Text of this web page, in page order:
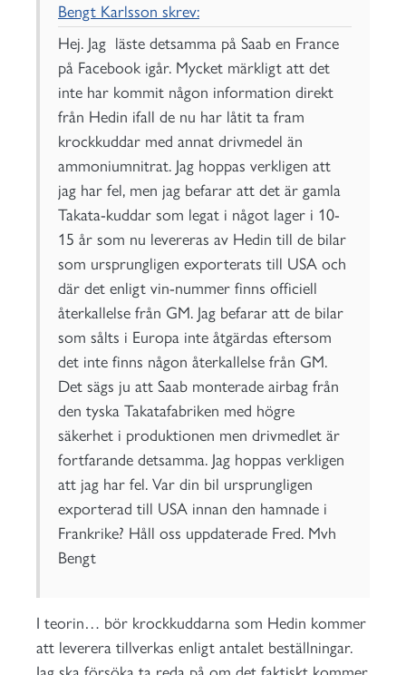
Bengt Karlsson skrev:
Hej. Jag läste detsamma på Saab en France
på Facebook igår. Mycket märkligt att det
inte har kommit någon information direkt
från Hedin ifall de nu har låtit ta fram
krockkuddar med annat drivmedel än
ammoniumnitrat. Jag hoppas verkligen att
jag har fel, men jag befarar att det är gamla
Takata-kuddar som legat i något lager i 10-
15 år som nu levereras av Hedin till de bilar
som ursprungligen exporterats till USA och
där det enligt vin-nummer finns officiell
återkallelse från GM. Jag befarar att de bilar
som sålts i Europa inte åtgärdas eftersom
det inte finns någon återkallelse från GM.
Det sägs ju att Saab monterade airbag från
den tyska Takatafabriken med högre
säkerhet i produktionen men drivmedlet är
fortfarande detsamma. Jag hoppas verkligen
att jag har fel. Var din bil ursprungligen
exporterad till USA innan den hamnade i
Frankrike? Håll oss uppdaterade Fred. Mvh
Bengt
I teorin… bör krockkuddarna som Hedin kommer
att leverera tillverkas enligt antalet beställningar.